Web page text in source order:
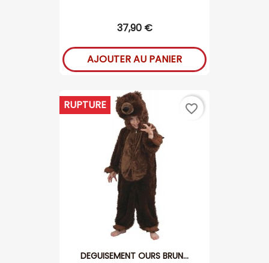
37,90 €
AJOUTER AU PANIER
DEGUISEMENT OURS BRUN...
RUPTURE favorite_border